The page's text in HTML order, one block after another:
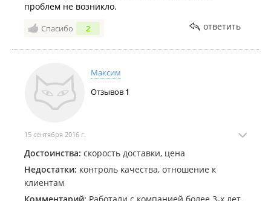
проблем не возникло.
Спасибо 2 ответить
Максим
Отзывов 1
15 сентября 2016 г.
Достоинства: скорость доставки, цена
Недостатки: контроль качества, отношение к
клиентам